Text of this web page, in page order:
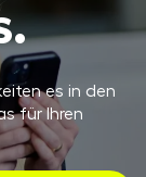
es in den
für Ihren